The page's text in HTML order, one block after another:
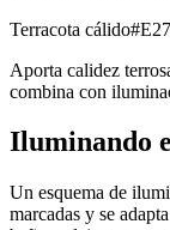
Terracota cálido
Aporta calidez
combina con
Iluminando
Un esquema de
marcadas y se